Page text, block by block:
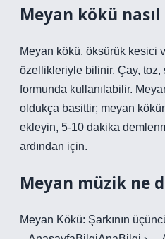
Meyan kökü
Meyan kökü, öksürük kesici
özellikleriyle bilinir. Çay, toz,
formunda kullanılabilir.
oldukça basittir; meyan
ekleyin, 5-10 dakika
ardından için.
Meyan müzik ne
Meyan Kökü: Şarkının